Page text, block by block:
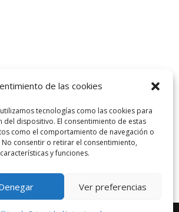
de las cookies
tecnologías como las cookies para
dispositivo. El consentimiento de estas
como el comportamiento de navegación o
consentir o retirar el consentimiento,
y funciones.
Ver preferencias